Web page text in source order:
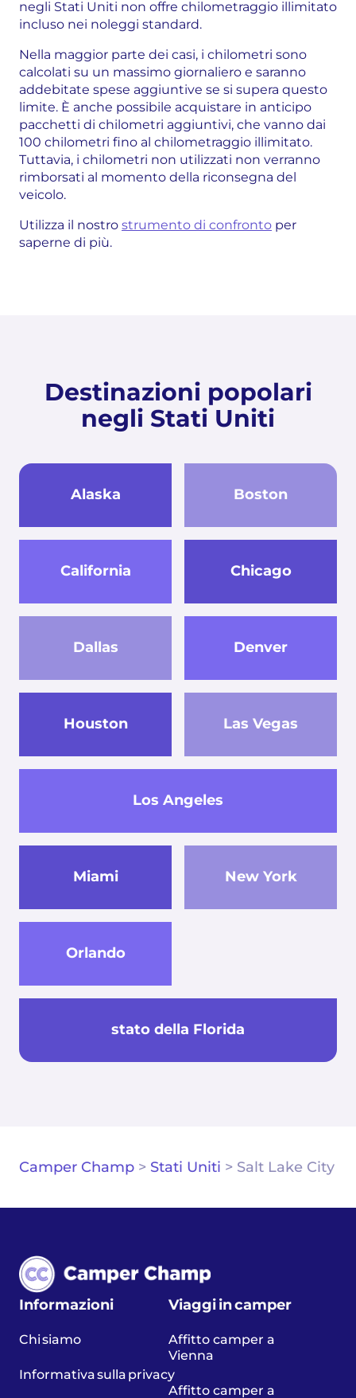
negli Stati Uniti non offre chilometraggio illimitato
incluso nei noleggi standard.
Nella maggior parte dei casi, i chilometri sono
calcolati su un massimo giornaliero e saranno
addebitate spese aggiuntive se si supera questo
limite. È anche possibile acquistare in anticipo
pacchetti di chilometri aggiuntivi, che vanno dai
100 chilometri fino al chilometraggio illimitato.
Tuttavia, i chilometri non utilizzati non verranno
rimborsati al momento della riconsegna del
veicolo.
Utilizza il nostro strumento di confronto per
saperne di più.
Destinazioni popolari
negli Stati Uniti
Alaska Boston
California Chicago
Dallas Denver
Houston Las Vegas
Los Angeles
Miami New York
Orlando
stato della Florida
Camper Champ > Stati Uniti > Salt Lake City
Informazioni
Chi siamo
Informativa sulla privacy
Viaggi in camper
Affitto camper a
Vienna
Affitto camper a